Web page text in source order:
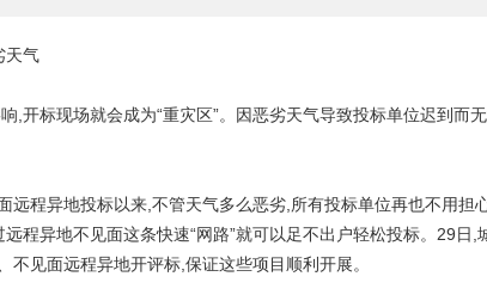
天气
,开标现场就会成为“重灾区”。因恶劣天气导致投标单位迟到而
程异地投标以来,不管天气多么恶劣,所有投标单位再也不用担
程异地不见面这条快速“网路”就可以足不出户轻松投标。29日,
见面远程异地开评标,保证这些项目顺利开展。